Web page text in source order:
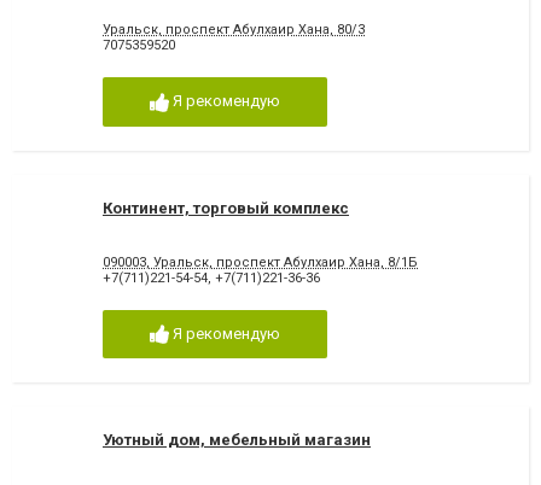
Уральск, проспект Абулхаир Хана, 80/3
7075359520
Я рекомендую
Континент, торговый комплекс
090003, Уральск, проспект Абулхаир Хана, 8/1Б
+7(711)221-54-54, +7(711)221-36-36
Я рекомендую
Уютный дом, мебельный магазин